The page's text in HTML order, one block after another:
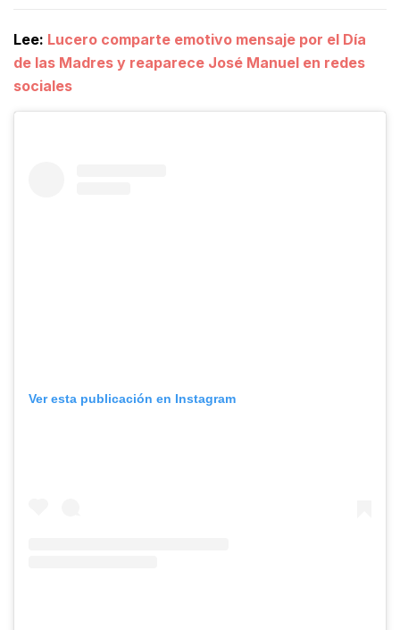
Lee: Lucero comparte emotivo mensaje por el Día
de las Madres y reaparece José Manuel en redes
sociales
Ver esta publicación en Instagram